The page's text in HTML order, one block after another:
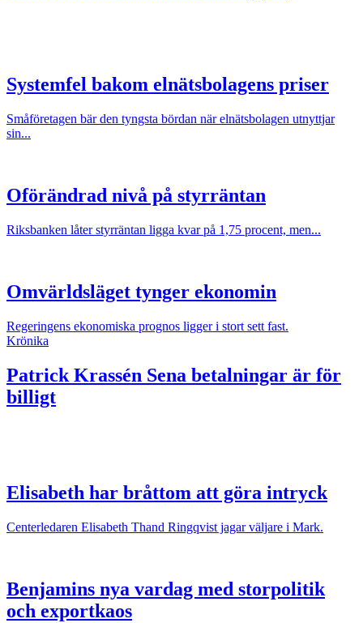
Systemfel bakom elnätsbolagens priser
Småföretagen bär den tyngsta bördan när elnätsbolagen utnyttjar
sin...
Oförändrad nivå på styrräntan
Riksbanken låter styrräntan ligga kvar på 1,75 procent, men...
Omvärldsläget tynger ekonomin
Regeringens ekonomiska prognos ligger i stort sett fast.
Krönika
Patrick Krassén Sena betalningar är för
billigt
Elisabeth har bråttom att göra intryck
Centerledaren Elisabeth Thand Ringqvist jagar väljare i Mark.
Benjamins nya vardag med storpolitik
och exportkaos